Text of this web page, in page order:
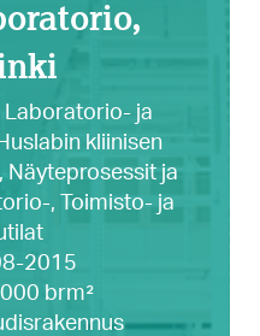
ja
kliinisen
Näyteprosessit ja
, Toimisto- ja
2015
brm²